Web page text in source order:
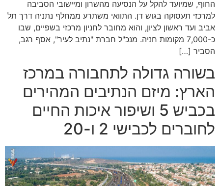
החוף, שמיועד להקל על הנסיעה מהשרון ומיישובי הסביבה
למרכזי תעסוקה בגוש דן. התוואי משתרע ממחלף נתניה דרך תל
אביב ועד ראשון לציון, והוא מחובר לחניון מרכזי בשפיים, שבו
כ-7,000 מקומות חניה. מנכ"ל חברת "נתיב לעיר", אסף רגב,
הסביר […]
בשורה גדולה לתחבורה במרכז
הארץ: מיזם הנתיבים המהירים
בכביש 5 ושיפור איכות החיים
לחוברים לכבישי 2 ו-20